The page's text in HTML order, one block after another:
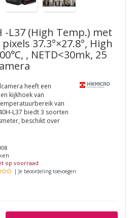
-L37 (High Temp.) met
37.3°×27.8°, High
, NETD<30mk, 25
heeft een
kijkhoek van
van
L37 biedt 3 soorten
beschikt over
op voorraad
| Je beoordeling toevoegen